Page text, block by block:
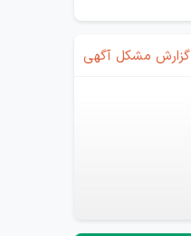
گزارش مشکل آگهی